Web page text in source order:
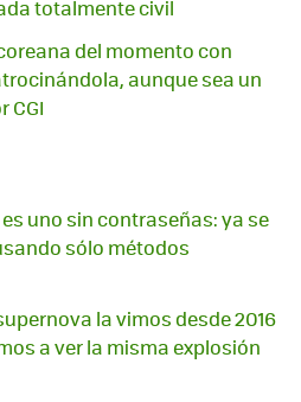
totalmente civil
del momento con
aunque sea un
CGI
uno sin contraseñas: ya se
sólo métodos
la vimos desde 2016
a ver la misma explosión